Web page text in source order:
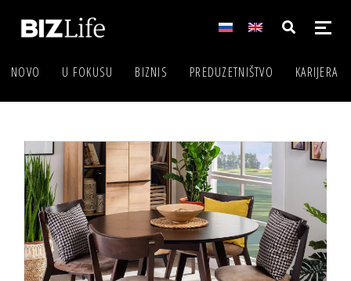
NOVO U FOKUSU BIZNIS PREDUZETNIŠTVO KARIJERA